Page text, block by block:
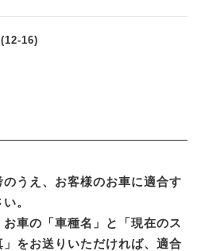
16)
うえ、お客様のお車に適合す
。
車の「車種名」と「現在のス
をお送りいただければ、適合